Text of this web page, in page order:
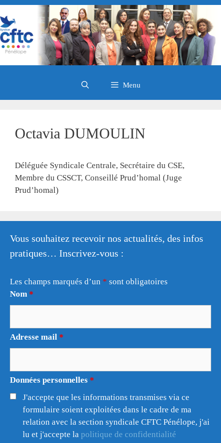
Aller
au
contenu
Menu
Octavia DUMOULIN
Déléguée Syndicale Centrale, Secrétaire du CSE,
Membre du CSSCT, Conseillé Prud’homal (Juge
Prud’homal)
Vous souhaitez recevoir nos actualités, des infos
pratiques… Inscrivez-vous :
Les champs marqués d’un * sont obligatoires
Nom *
Adresse mail *
Données personnelles *
J'accepte que les informations transmises via ce
formulaire soient exploitées dans le cadre de ma
relation avec la section syndicale CFTC Pénélope, j'ai
lu et j'accepte la politique de confidentialité